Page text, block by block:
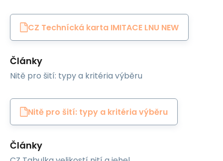
CZ Technícká karta IMITACE LNU NEW
Články
Nitě pro šití: typy a kritéria výběru
Nitě pro šití: typy a kritéria výběru
Články